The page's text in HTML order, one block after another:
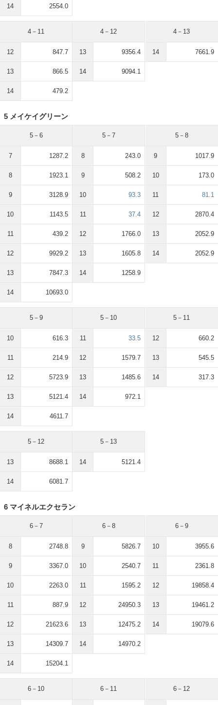
14 2554.0
4－11
12 847.7
13 866.5
14 479.2
4－12
13 9356.4
14 9094.1
4－13
14 7661.9
5 メイケイグリーン
5－6
7 1287.2
8 1923.1
9 3128.9
10 1143.5
11 439.2
12 9929.2
13 7847.3
14 10693.0
5－7
8 243.0
9 508.2
10 93.3
11 37.4
12 1766.0
13 1605.8
14 1258.9
5－8
9 1017.9
10 173.0
11 81.1
12 2870.4
13 2052.9
14 2052.9
5－9
10 616.3
11 214.9
12 5723.9
13 5121.4
14 4611.7
5－10
11 33.5
12 1579.7
13 1485.6
14 972.1
5－11
12 660.2
13 545.5
14 317.3
5－12
13 8688.1
14 6081.7
5－13
14 5121.4
6 マイネルエクセラン
6－7
8 2748.8
9 3367.0
10 2263.0
11 887.9
12 21623.6
13 14309.7
14 15204.1
6－8
9 5826.7
10 2540.7
11 1595.2
12 24950.3
13 12475.2
14 14970.2
6－9
10 3955.6
11 2361.8
12 19858.4
13 19461.2
14 19079.6
6－10 6－11 6－12